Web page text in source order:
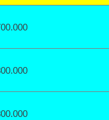
.000
.000